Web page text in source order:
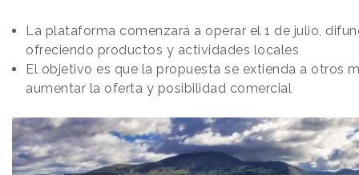
La plataforma comenzará a operar el 1 de julio,
ofreciendo productos y actividades locales
El objetivo es que la propuesta se extienda a otros
aumentar la oferta y posibilidad comercial